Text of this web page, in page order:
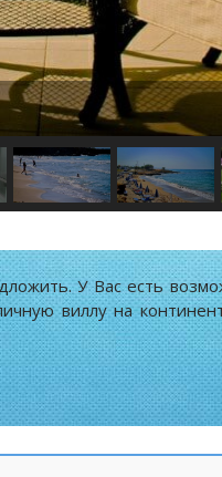
У Вас есть
виллу на